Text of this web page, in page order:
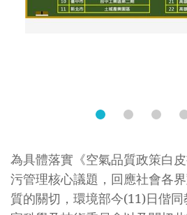
_
工
業
區
為具體落實《空氣品質政策白
污管理核心議題，回應社會各
質的關切，環境部今(11)日偕